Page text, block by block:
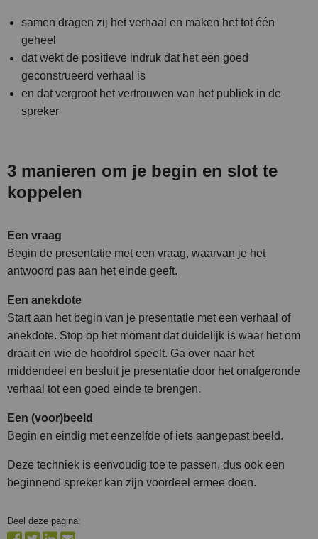
samen dragen zij het verhaal en maken het tot één
geheel
dat wekt de positieve indruk dat het een goed
geconstrueerd verhaal is
en dat vergroot het vertrouwen van het publiek in de
spreker
3 manieren om je begin en slot te
koppelen
Een vraag
Begin de presentatie met een vraag, waarvan je het
antwoord pas aan het einde geeft.
Een anekdote
Start aan het begin van je presentatie met een verhaal of
anekdote. Stop op het moment dat duidelijk is waar het om
draait en wie de hoofdrol speelt. Ga over naar het
middendeel en besluit je presentatie door het onafgeronde
verhaal tot een goed einde te brengen.
Een (voor)beeld
Begin en eindig met eenzelfde of iets aangepast beeld.
Deze techniek is eenvoudig toe te passen, dus ook een
beginnend spreker kan zijn voordeel ermee doen.
Deel deze pagina: